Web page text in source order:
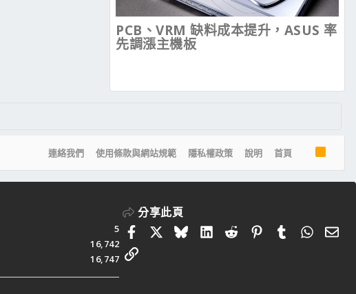
PCB、VRM 缺料成本提升，ASUS 率
先調漲主機板
連絡我們 使用條款與網站規範 隱私權政策 說明 首頁
S
5
16,742
16,747
分享此頁
FacebookBlueskyLinkedIn
RedditPinterestTumblr 電
連結